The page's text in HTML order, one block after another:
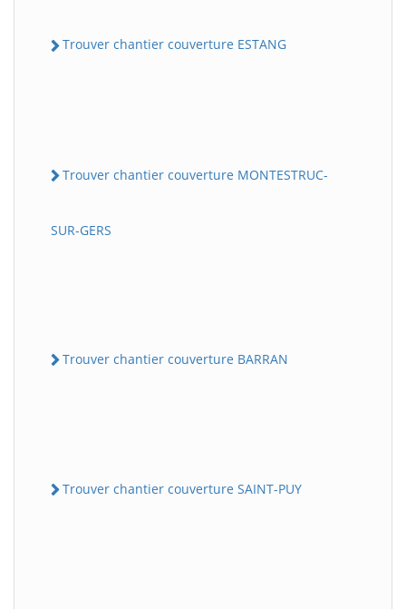
Trouver chantier couverture ESTANG
Trouver chantier couverture MONTESTRUC-
SUR-GERS
Trouver chantier couverture BARRAN
Trouver chantier couverture SAINT-PUY